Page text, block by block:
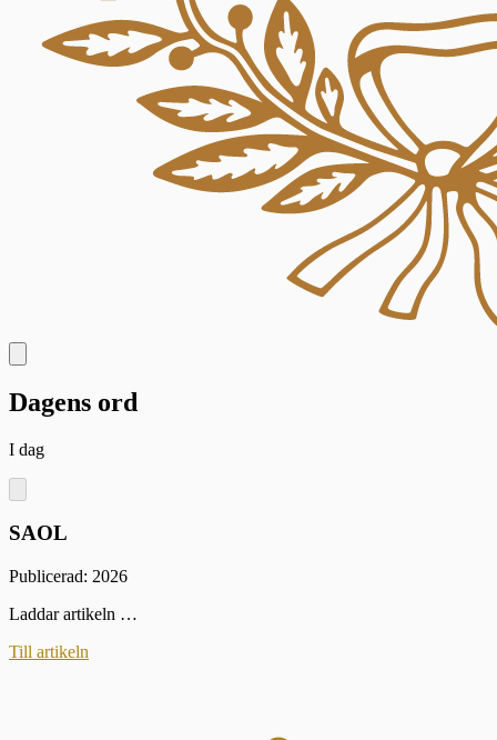
Dagens ord
I dag
SAOL
Publicerad: 2026
Laddar artikeln …
Till artikeln